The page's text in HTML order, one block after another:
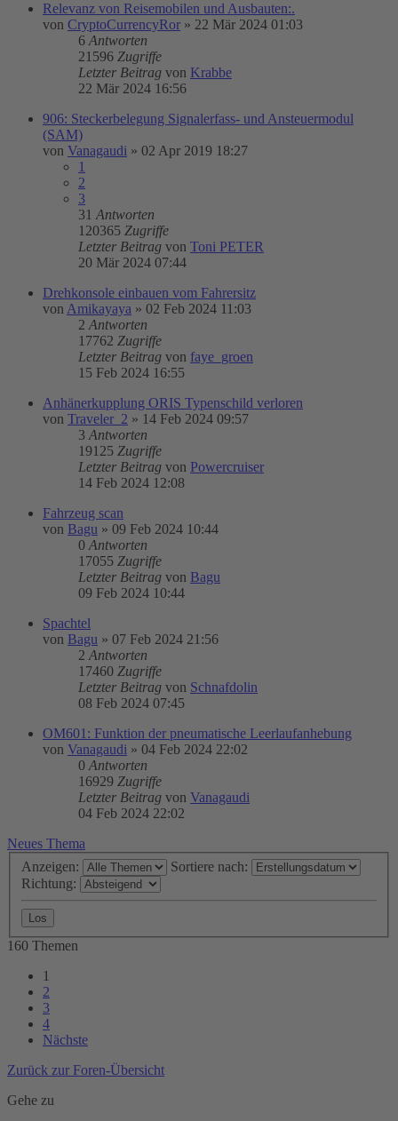
Relevanz von Reisemobilen und Ausbauten:.
von CryptoCurrencyRor » 22 Mär 2024 01:03
6 Antworten
21596 Zugriffe
Letzter Beitrag von Krabbe
22 Mär 2024 16:56
906: Steckerbelegung Signalerfass- und Ansteuermodul
(SAM)
von Vanagaudi » 02 Apr 2019 18:27
1
2
3
31 Antworten
120365 Zugriffe
Letzter Beitrag von Toni PETER
20 Mär 2024 07:44
Drehkonsole einbauen vom Fahrersitz
von Amikayaya » 02 Feb 2024 11:03
2 Antworten
17762 Zugriffe
Letzter Beitrag von faye_groen
15 Feb 2024 16:55
Anhänerkupplung ORIS Typenschild verloren
von Traveler_2 » 14 Feb 2024 09:57
3 Antworten
19125 Zugriffe
Letzter Beitrag von Powercruiser
14 Feb 2024 12:08
Fahrzeug scan
von Bagu » 09 Feb 2024 10:44
0 Antworten
17055 Zugriffe
Letzter Beitrag von Bagu
09 Feb 2024 10:44
Spachtel
von Bagu » 07 Feb 2024 21:56
2 Antworten
17460 Zugriffe
Letzter Beitrag von Schnafdolin
08 Feb 2024 07:45
OM601: Funktion der pneumatische Leerlaufanhebung
von Vanagaudi » 04 Feb 2024 22:02
0 Antworten
16929 Zugriffe
Letzter Beitrag von Vanagaudi
04 Feb 2024 22:02
Neues Thema
Anzeigen:
Sortiere nach:
Richtung:
160 Themen
1
2
3
4
Nächste
Zurück zur Foren-Übersicht
Gehe zu